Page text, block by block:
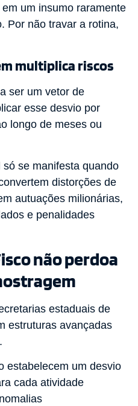
um insumo raramente
Por não travar a rotina,
multiplica riscos
ser um vetor de
esse desvio por
longo de meses ou
se manifesta quando
distorções de
autuações milionárias,
e penalidades
não perdoa
estaduais de
estruturas avançadas
estabelecem um desvio
cada atividade